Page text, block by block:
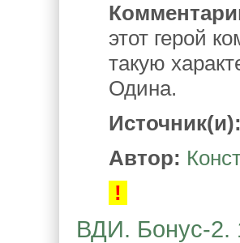
этот герой
такую
Одина.
Источник(и):
Автор:
!
ВДИ. Бонус-2.